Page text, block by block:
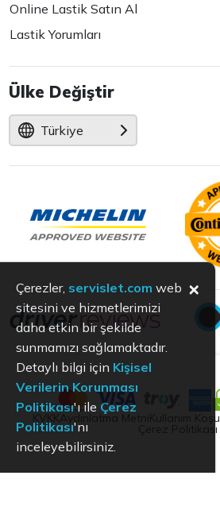
Online Lastik Satın Al
Lastik Yorumları
Ülke Değiştir
Türkiye
Aydınlatma Metni Kullanım
Çerez Politikası
Çerezler, servislet.com web
sitesini ve hizmetlerimizi
daha etkin bir şekilde
sunmamızı sağlamaktadır.
Detaylı bilgi için Kişisel
Verilerin Korunması
Politikası'ı ile Çerez
Politikası'nı
inceleyebilirsiniz.
×